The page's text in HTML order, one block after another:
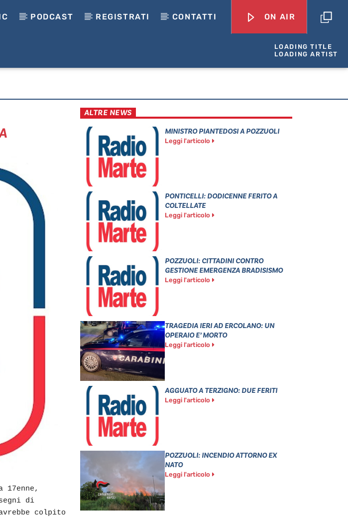
PODCAST REGISTRATI CONTATTI ON AIR
LOADING TITLE
LOADING ARTIST
di
colpito
ALTRE NEWS
MINISTRO PIANTEDOSI A POZZUOLI
Leggi l'articolo
PONTICELLI: DODICENNE FERITO A
COLTELLATE
Leggi l'articolo
POZZUOLI: CITTADINI CONTRO
GESTIONE EMERGENZA BRADISISMO
Leggi l'articolo
TRAGEDIA IERI AD ERCOLANO: UN
OPERAIO E’ MORTO
Leggi l'articolo
AGGUATO A TERZIGNO: DUE FERITI
Leggi l'articolo
POZZUOLI: INCENDIO ATTORNO EX
NATO
Leggi l'articolo